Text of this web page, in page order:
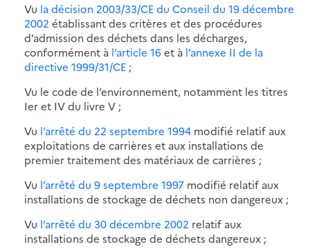
Vu la décision 2003/33/CE du Conseil du 19 décembre
2002 établissant des critères et des procédures
d’admission des déchets dans les décharges,
conformément à l’article 16et à l’annexe II de la
directive 1999/31/CE ;
Vu le code de l’environnement, notamment les titres
Ier et IV du livre V ;
Vu l’arrêté du 22 septembre 1994 modifié relatif aux
exploitations de carrières et aux installations de
premier traitement des matériaux de carrières ;
Vu l’arrêté du 9 septembre 1997 modifié relatif aux
installations de stockage de déchets non dangereux ;
Vu l’arrêté du 30 décembre 2002 relatif aux
installations de stockage de déchets dangereux ;